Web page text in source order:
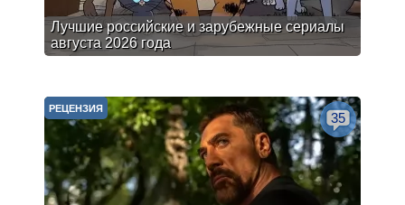
Лучшие российские и зарубежные сериалы
августа 2026 года
РЕЦЕНЗИЯ
35